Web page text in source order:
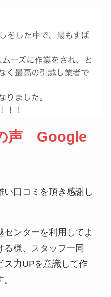
声 Google
い口コミを頂き感謝し
センターを利用してよ
る様、スタッフ一同
ス力UPを意識して作